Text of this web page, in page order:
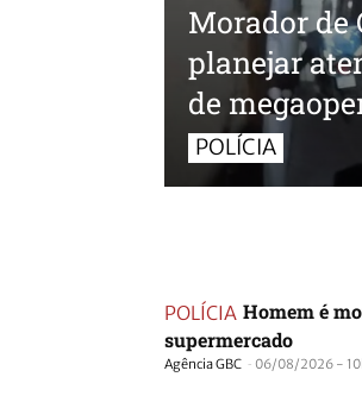
Morador de
planejar
de
POLÍCIA
POLÍCIA Homem é
supermercado
Agência GBC - 06/08/2026 -